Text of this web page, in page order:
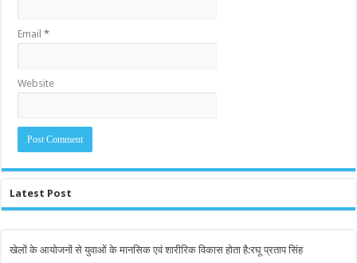
Email*
Website
Latest Post
खेलों के आयोजनों से युवाओं के मानसिक एवं शारीरिक विकास होता है:रघू प्रताप सिंह